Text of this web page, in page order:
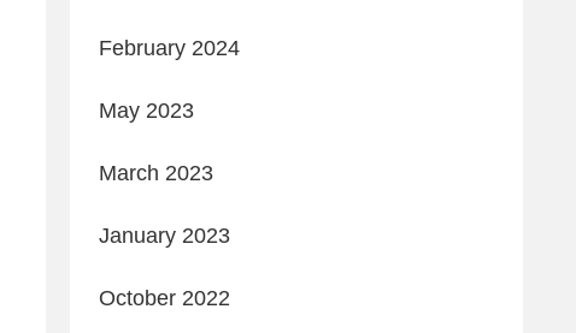
February 2024
May 2023
March 2023
January 2023
October 2022